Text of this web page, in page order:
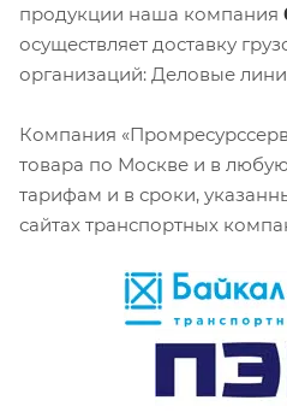
продукции наша компания
осуществляет доставку
организаций: Деловые
Компания
товара по Москве и в
тарифам и в сроки,
сайтах транспортных